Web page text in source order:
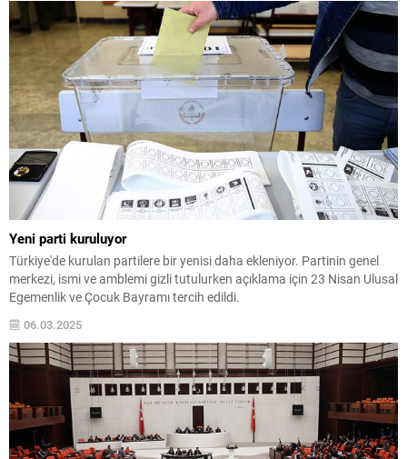
Yeni parti kuruluyor
Türkiye'de kurulan partilere bir yenisi daha ekleniyor. Partinin genel
merkezi, ismi ve amblemi gizli tutulurken açıklama için 23 Nisan Ulusal
Egemenlik ve Çocuk Bayramı tercih edildi.
06.03.2025